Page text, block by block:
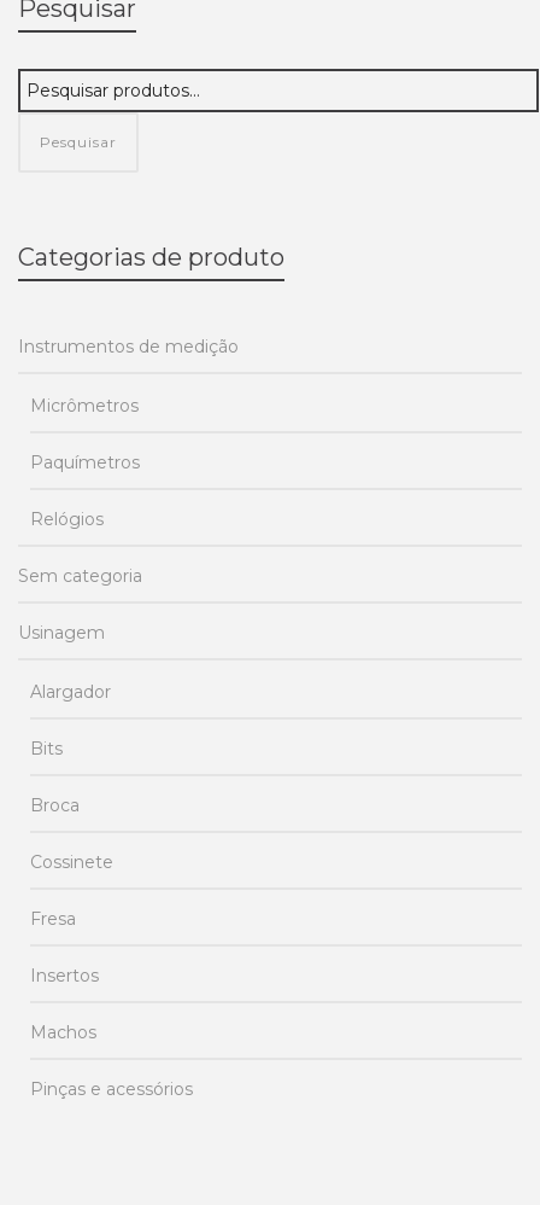
Pesquisar
Pesquisar
Categorias de produto
Instrumentos de medição
Micrômetros
Paquímetros
Relógios
Sem categoria
Usinagem
Alargador
Bits
Broca
Cossinete
Fresa
Insertos
Machos
Pinças e acessórios